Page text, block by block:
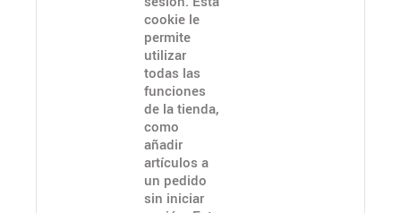
cookie le
permite
utilizar
todas las
funciones
de la tienda,
como
añadir
artículos a
un pedido
sin iniciar